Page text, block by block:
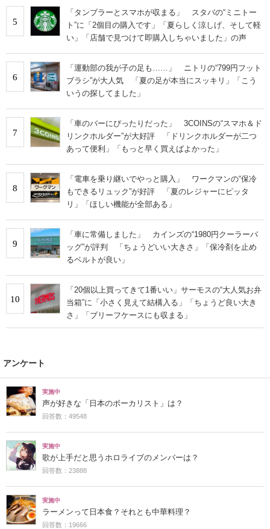
5
「タンブラーとスマホが収まる」 スタバの“ミニトー
ト”に「2個目の購入です」「夏らしく涼しげ、そして軽
い」「店舗で見つけて即購入しちゃいました」の声
6
「運動部の我が子の足も……」 ニトリの“799円フット
ブラシ”が大人気 「夏の足が本当にスッキリ」「こう
いうの探してました」
7
「車のバーにぴったりだった」 3COINSの“スマホ＆ド
リンクホルダー”が大好評 「ドリンクホルダーが二つ
あって便利」「もっと早く買えばよかった」
8
「電車を乗り継いでやっと購入」 ワークマンの“保冷
もできるリュック”が好評 「夏のレジャーにピッタ
リ」「ほしい機能が全部ある」
9
「車に常備しました」 カインズの“1980円クーラーバ
ッグ”が評判 「ちょうどいい大きさ」「保冷剤を止め
るベルトが良い」
10
「20個以上買ってきて1番いい」サーモスの“大人気お弁
当箱”に「小さく見えて結構入る」「ちょうど良い大き
さ」「ブリーフケースにも収まる」
アンケート
実施中
声が好きな「日本のボーカリスト」は？
回答数：49548
実施中
歌が上手だと思うホロライブのメンバーは？
回答数：23888
実施中
ラーメンって日本食？それとも中華料理？
回答数：19666